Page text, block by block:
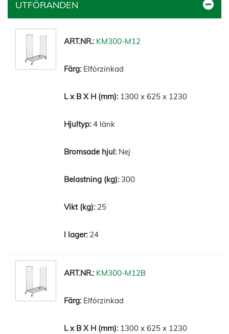
UTFÖRANDEN
KM300-M12
Elförzinkad
1300 x 625 x 1230
4 länk
Nej
300
25
24
KM300-M12B
Elförzinkad
1300 x 625 x 1230